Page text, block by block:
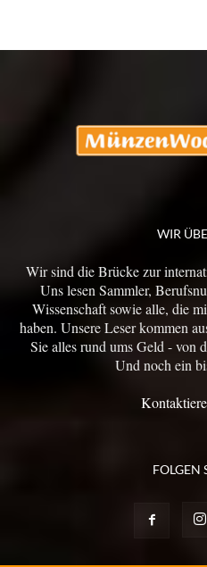
WIR
Wir sind die Brücke zur
Uns lesen Sammler,
Wissenschaft sowie alle, die
haben. Unsere Leser kommen
Sie alles rund ums Geld - von
Und noch ein
FOLGEN